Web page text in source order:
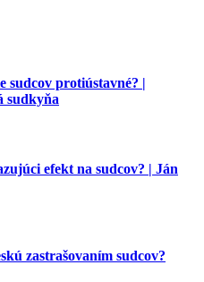
sudcov protiústavné? |
sudkyňa
efekt na sudcov? | Ján
zastrašovaním sudcov?